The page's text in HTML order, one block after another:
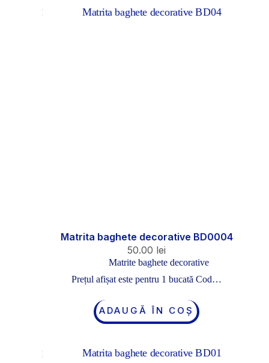
Matrita baghete decorative BD0004
50.00 lei
Matrite baghete decorative
Prețul afișat este pentru 1 bucată Cod…
ADAUGĂ ÎN COȘ